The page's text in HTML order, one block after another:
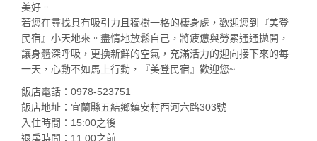
美好。
若您在尋找具有吸引力且獨樹一格的棲身處，歡迎您到『美登
民宿』小天地來。盡情地放鬆自己，將疲憊與勞累通通拋開，
讓身體深呼吸，更換新鮮的空氣，充滿活力的迎向接下來的每
一天，心動不如馬上行動，『美登民宿』歡迎您~
飯店電話：0978-523751
飯店地址：宜蘭縣五結鄉鎮安村西河六路303號
入住時間：15:00之後
退房時間：11:00之前